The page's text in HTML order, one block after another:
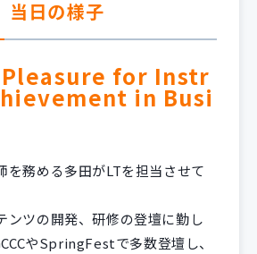
当日の様子
Pleasure for Instr
in Busi
を務める多田がLTを担当させて
ンツの開発、研修の登壇に勤し
やSpringFestで多数登壇し、